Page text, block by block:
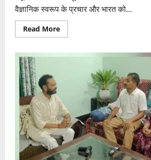
वैज्ञानिक स्वरूप के प्रचार और भारत को...
Read MoreRead
more
दीक्षा,
गुरुजी
बोले-
दीक्षा
बंधन
नहीं,मुक्ति
का
मार्ग
है